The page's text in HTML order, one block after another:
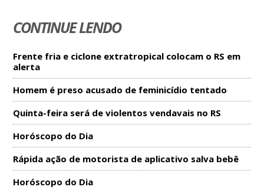
CONTINUE LENDO
Frente fria e ciclone extratropical colocam o RS em
alerta
Homem é preso acusado de feminicídio tentado
Quinta-feira será de violentos vendavais no RS
Horóscopo do Dia
Rápida ação de motorista de aplicativo salva bebê
Horóscopo do Dia